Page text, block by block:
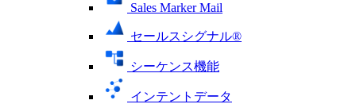
Sales Marker Mail
セールスシグナル®
シーケンス機能
インテントデータ